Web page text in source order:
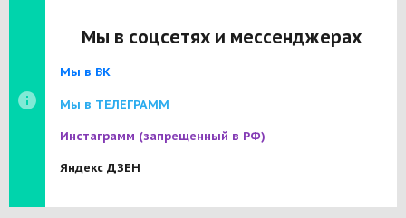
Мы в соцсетях и мессенджерах
Мы в ВК
Мы в ТЕЛЕГРАММ
Инстаграмм (запрещенный в РФ)
Яндекс ДЗЕН